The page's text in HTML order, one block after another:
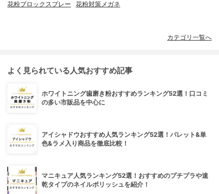
花粉ブロックスプレー 花粉対策メガネ
カテゴリ一覧へ
よく見られている人気おすすめ記事
ホワイトニング歯磨き粉おすすめランキング52選！口コミ
の多い市販品を中心に
アイシャドウおすすめ人気ランキング52選！パレット&単
色&ラメ入り商品を徹底比較！
マニキュア人気ランキング52選！おすすめのプチプラや速
乾タイプのネイルポリッシュを紹介！